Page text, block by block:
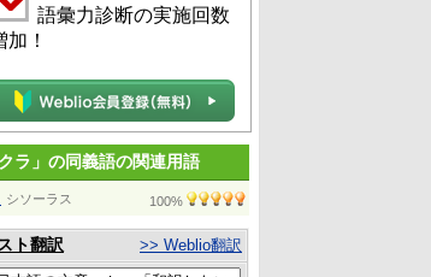
語彙力診断の実施回数
加！
ラ」の同義語の関連用語
シソーラス 100%
ト翻訳 >> Weblio翻訳